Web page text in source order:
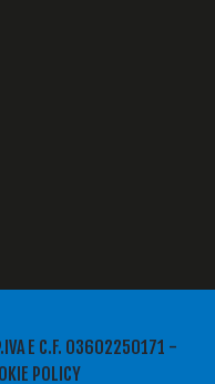
E C.F. 03602250171 -
POLICY